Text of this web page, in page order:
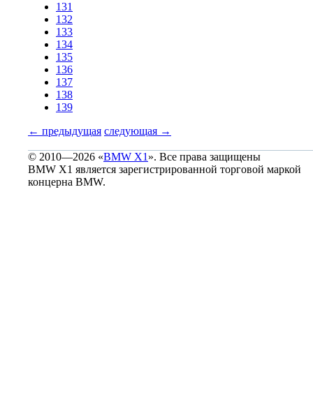
131
132
133
134
135
136
137
138
139
← предыдущая следующая →
© 2010—2026 «BMW X1 ». Все права защищены
BMW X1 является зарегистрированной торговой маркой
концерна BMW.